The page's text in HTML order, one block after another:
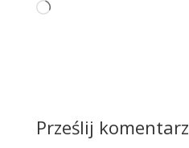
Wczytywanie…
Prześlij komentarz